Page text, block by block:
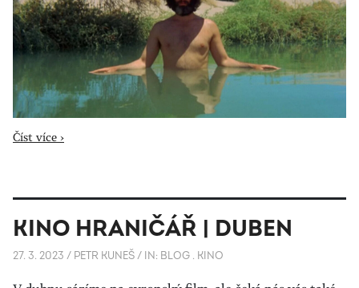
Číst více ›
KINO HRANIČÁŘ | DUBEN
27. 3. 2023 / PETR KUNEŠ/ IN: BLOG . KINO